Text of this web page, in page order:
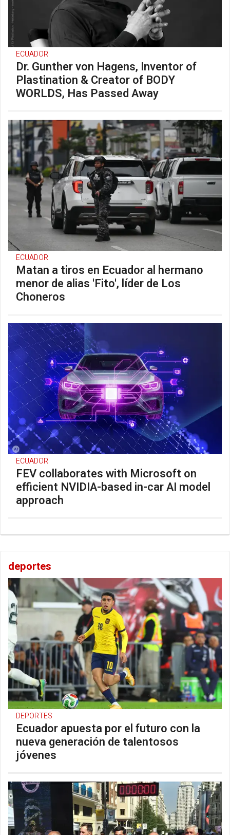
ECUADOR
Dr. Gunther von Hagens, Inventor of
Plastination & Creator of BODY
WORLDS, Has Passed Away
ECUADOR
Matan a tiros en Ecuador al hermano
menor de alias 'Fito', líder de Los
Choneros
ECUADOR
FEV collaborates with Microsoft on
efficient NVIDIA-based in-car AI model
approach
deportes
DEPORTES
Ecuador apuesta por el futuro con la
nueva generación de talentosos
jóvenes